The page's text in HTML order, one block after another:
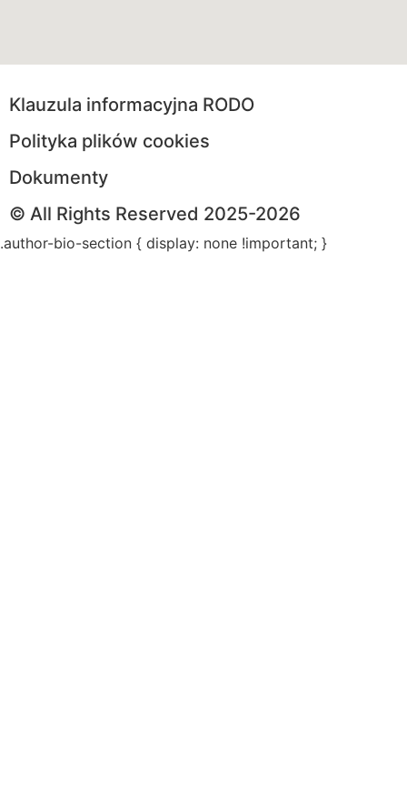
Klauzula informacyjna RODO
Polityka plików cookies
Dokumenty
© All Rights Reserved 2025-2026
.author-bio-section { display: none !important; }